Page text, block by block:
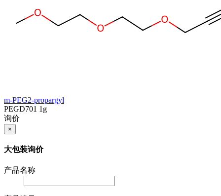
m-PEG2-propargyl
PEGD701 1g
询价
×
大包装询价
产品名称